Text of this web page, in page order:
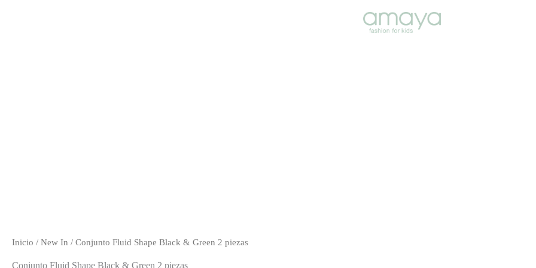
Inicio / New In / Conjunto Fluid Shape Black & Green 2 piezas
Conjunto Fluid Shape Black & Green 2 piezas